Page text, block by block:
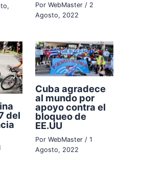
Por WebMaster / 2
Agosto, 2022
del
Cuba agradece
al mundo por
apoyo contra el
bloqueo de
EE.UU
Por WebMaster / 1
Agosto, 2022